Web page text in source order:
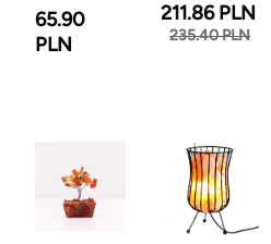
65.90
PLN
211.86 PLN
235.40 PLN